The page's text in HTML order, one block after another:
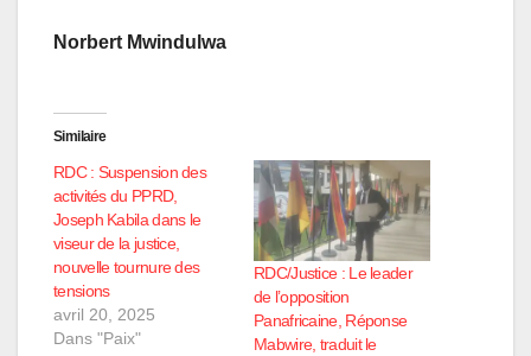
Norbert Mwindulwa
Similaire
RDC : Suspension des
activités du PPRD,
Joseph Kabila dans le
viseur de la justice,
nouvelle tournure des
tensions
avril 20, 2025
Dans "Paix"
RDC/Justice : Le leader
de l’opposition
Panafricaine, Réponse
Mabwire, traduit le